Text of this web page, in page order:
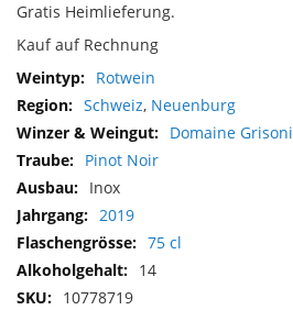
Gratis Heimlieferung.
Kauf auf Rechnung
Mehr
Informationen
Rotwein
Schweiz, Neuenburg
Domaine Grisoni
Pinot Noir
Inox
2019
75 cl
14
10778719